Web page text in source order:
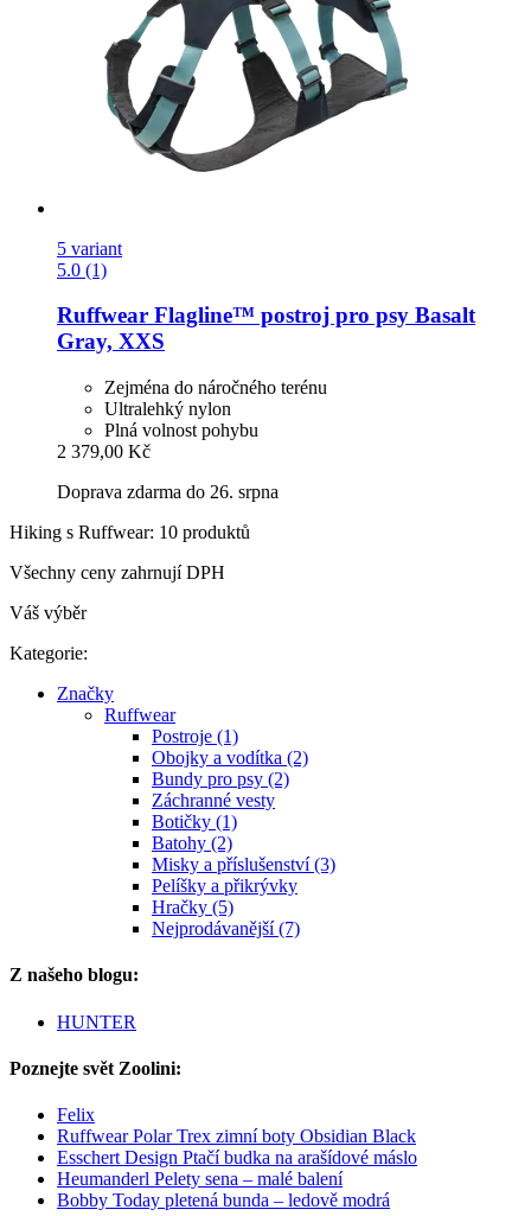
5 variant
5.0 (1)
Ruffwear Flagline™ postroj pro psy Basalt
Gray, XXS
Zejména do náročného terénu
Ultralehký nylon
Plná volnost pohybu
2 379,00 Kč
Doprava zdarma do 26. srpna
Hiking s Ruffwear: 10 produktů
Všechny ceny zahrnují DPH
Váš výběr
Kategorie:
Značky
Ruffwear
Postroje (1)
Obojky a vodítka (2)
Bundy pro psy (2)
Záchranné vesty
Botičky (1)
Batohy (2)
Misky a příslušenství (3)
Pelíšky a přikrývky
Hračky (5)
Nejprodávanější (7)
Z našeho blogu:
HUNTER
Poznejte svět Zoolini:
Felix
Ruffwear Polar Trex zimní boty Obsidian Black
Esschert Design Ptačí budka na arašídové máslo
Heumanderl Pelety sena – malé balení
Bobby Today pletená bunda – ledově modrá